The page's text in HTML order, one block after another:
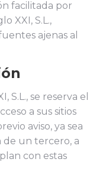
facilitada por
XXI, S.L.,
ajenas al
S.L., se reserva el
a sus sitios
aviso, ya sea
de un tercero, a
con estas